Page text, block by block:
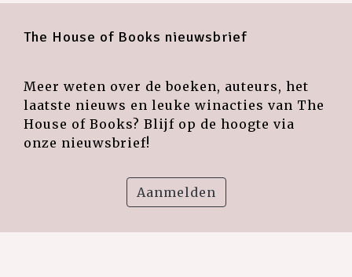
The House of Books nieuwsbrief
Meer weten over de boeken, auteurs, het
laatste nieuws en leuke winacties van The
House of Books? Blijf op de hoogte via
onze nieuwsbrief!
Aanmelden